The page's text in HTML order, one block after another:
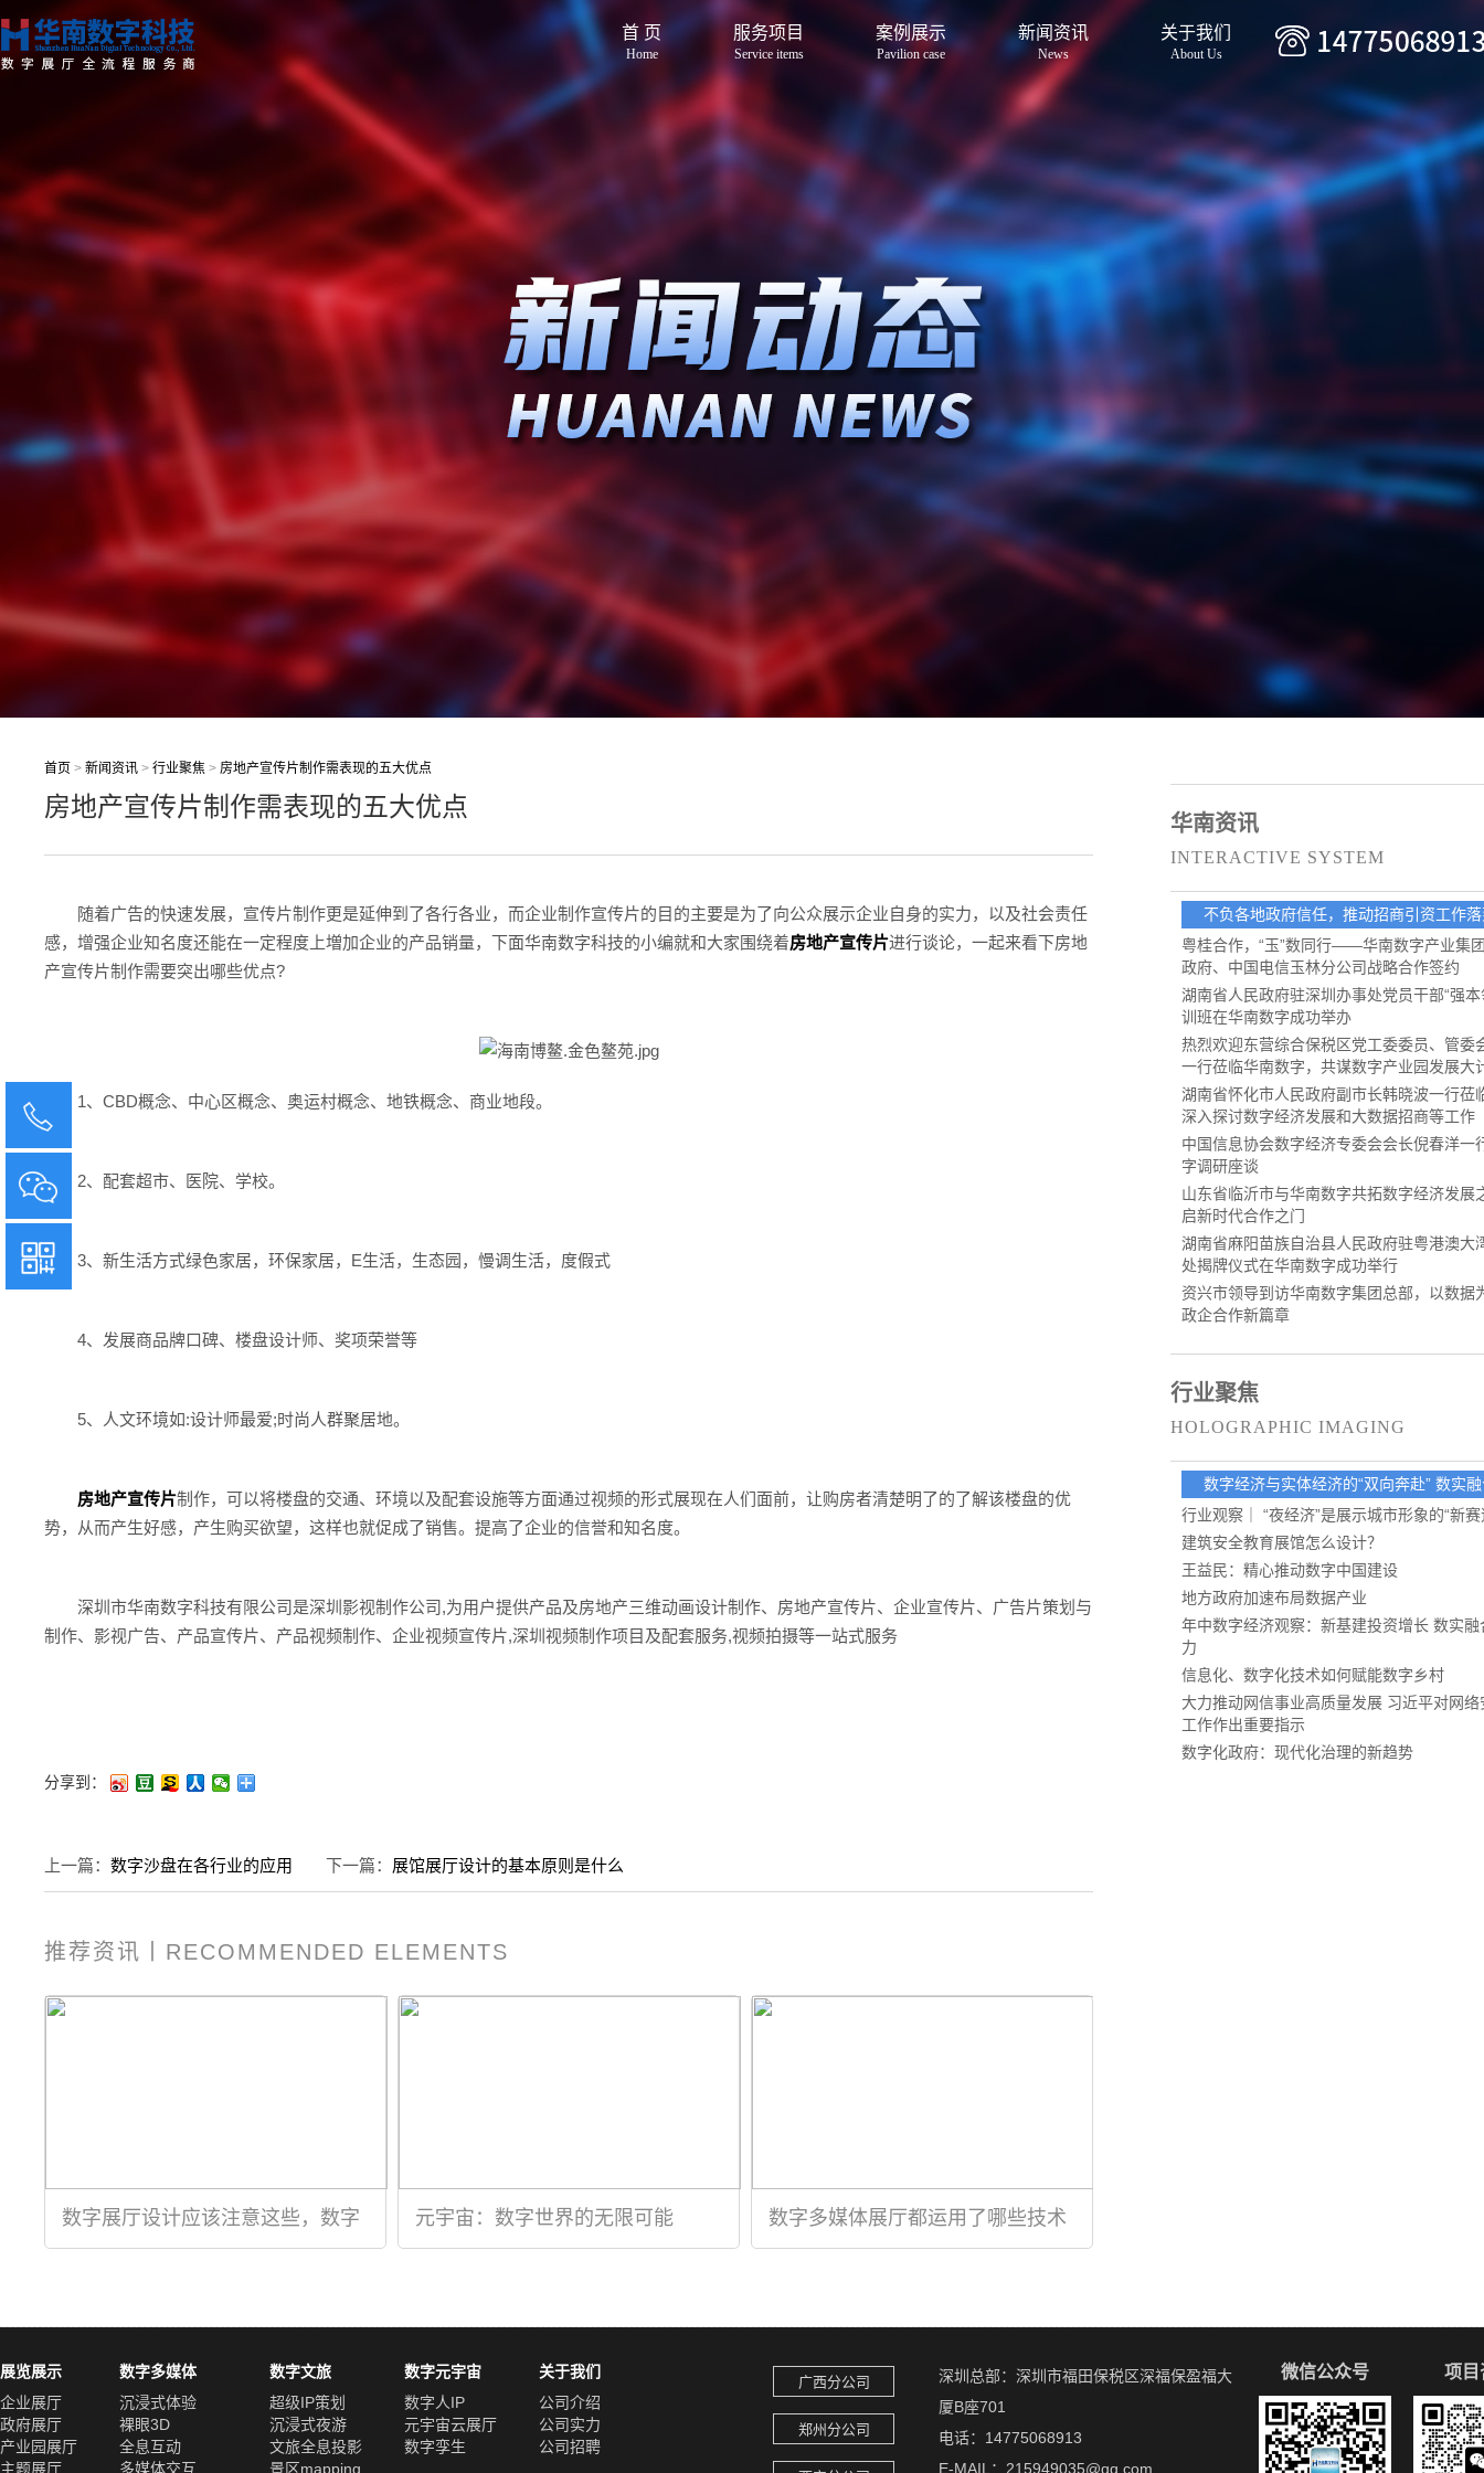
首 页
Home
服务项目
Service items
案例展示
Pavilion case
新闻资讯
News
关于我们
About Us
房地产宣传片制作需表现的五大优点
首页 > 新闻资讯 > 行业聚焦 > 房地产宣传片制作需表现的五大优点
随着广告的快速发展，宣传片制作更是延伸到了各行各业，而企业制作宣传片的目的主要是为了向公众展示企业自身的实力，以及社会责任
感，增强企业知名度还能在一定程度上増加企业的产品销量，下面华南数字科技的小编就和大家围绕着房地产宣传片进行谈论，一起来看下房地
产宣传片制作需要突出哪些优点?
1、CBD概念、中心区概念、奥运村概念、地铁概念、商业地段。
2、配套超市、医院、学校。
3、新生活方式绿色家居，环保家居，E生活，生态园，慢调生活，度假式
4、发展商品牌口碑、楼盘设计师、奖项荣誉等
5、人文环境如:设计师最爱;时尚人群聚居地。
房地产宣传片制作，可以将楼盘的交通、环境以及配套设施等方面通过视频的形式展现在人们面前，让购房者清楚明了的了解该楼盘的优
势，从而产生好感，产生购买欲望，这样也就促成了销售。提高了企业的信誉和知名度。
深圳市华南数字科技有限公司是深圳影视制作公司,为用户提供产品及房地产三维动画设计制作、房地产宣传片、企业宣传片、广告片策划与
制作、影视广告、产品宣传片、产品视频制作、企业视频宣传片,深圳视频制作项目及配套服务,视频拍摄等一站式服务
分享到：
上一篇： 数字沙盘在各行业的应用 下一篇： 展馆展厅设计的基本原则是什么
推荐资讯丨RECOMMENDED ELEMENTS
数字展厅设计应该注意这些，数字 元宇宙：数字世界的无限可能 数字多媒体展厅都运用了哪些技术
华南资讯
INTERACTIVE SYSTEM
不负各地政府信任，推动招商引资工作
粤桂合作，“玉”数同行——华南数字产业集
政府、中国电信玉林分公司战略合作签约
湖南省人民政府驻深圳办事处党员干部“强本
训班在华南数字成功举办
热烈欢迎东营综合保税区党工委委员、管委
一行莅临华南数字，共谋数字产业园发展大
湖南省怀化市人民政府副市长韩晓波一行莅
深入探讨数字经济发展和大数据招商等工作
中国信息协会数字经济专委会会长倪春洋一
字调研座谈
山东省临沂市与华南数字共拓数字经济发展
启新时代合作之门
湖南省麻阳苗族自治县人民政府驻粤港澳大
处揭牌仪式在华南数字成功举行
资兴市领导到访华南数字集团总部，以数据
政企合作新篇章
行业聚焦
HOLOGRAPHIC IMAGING
数字经济与实体经济的“双向奔赴” 数实
业发展的“必修课”
行业观察｜ “夜经济”是展示城市形象的“新赛
建筑安全教育展馆怎么设计？
王益民：精心推动数字中国建设
地方政府加速布局数据产业
年中数字经济观察：新基建投资增长 数实融
力
信息化、数字化技术如何赋能数字乡村
大力推动网信事业高质量发展 习近平对网
工作作出重要指示
数字化政府：现代化治理的新趋势
展览展示
企业展厅
政府展厅
产业园展厅
主题展厅
数字多媒体
沉浸式体验
裸眼3D
全息互动
多媒体交互
数字文旅
超级IP策划
沉浸式夜游
文旅全息投影
景区mapping
数字元宇宙
数字人IP
元宇宙云展厅
数字孪生
关于我们
公司介绍
公司实力
公司招聘
广西分公司
郑州分公司
深圳总部：深圳市福田保税区深福保盈福大
厦B座701
电话：14775068913
E-MAIL：215949035@qq.com
微信公众号 项目
14775068913
14775068913
扫码获取策划方案